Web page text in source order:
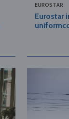
EUROSTAR
Eurostar